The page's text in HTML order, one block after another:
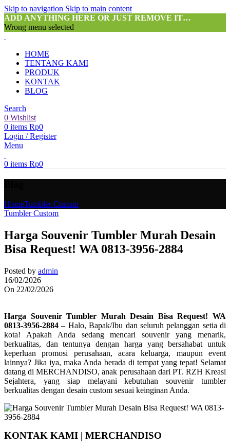
Skip to navigation Skip to main content
ADD ANYTHING HERE OR JUST REMOVE IT…
Wrong menu selected
HOME
TENTANG KAMI
PRODUK
KONTAK
BLOG
Search
0 Wishlist
0 items Rp0
Login / Register
Menu
0 items Rp0
HomeTumbler Custom
Tumbler Custom
Harga Souvenir Tumbler Murah Desain
Bisa Request! WA 0813-3956-2884
Posted by admin
16/02/2026
On 22/02/2026
Harga Souvenir Tumbler Murah Desain Bisa Request! WA
0813-3956-2884 – Halo, Bapak/Ibu dan seluruh pelanggan setia di
kota! Apakah Anda sedang mencari souvenir yang menarik,
berkualitas, dan tentunya dengan harga yang bersahabat untuk
keperluan promosi perusahaan, acara keluarga, maupun event
lainnya? Jika iya, maka Anda berada di tempat yang tepat! Selamat
datang di MERCHANDISO, anak perusahaan dari PT. RZH Kreasi
Sejahtera, yang siap melayani kebutuhan souvenir tumbler
berkualitas dengan desain custom sesuai keinginan Anda.
KONTAK KAMI | MERCHANDISO